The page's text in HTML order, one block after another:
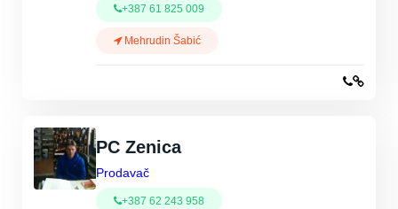
+387 61 825 009
Mehrudin Šabić
PC Zenica
Prodavač
+387 62 243 958